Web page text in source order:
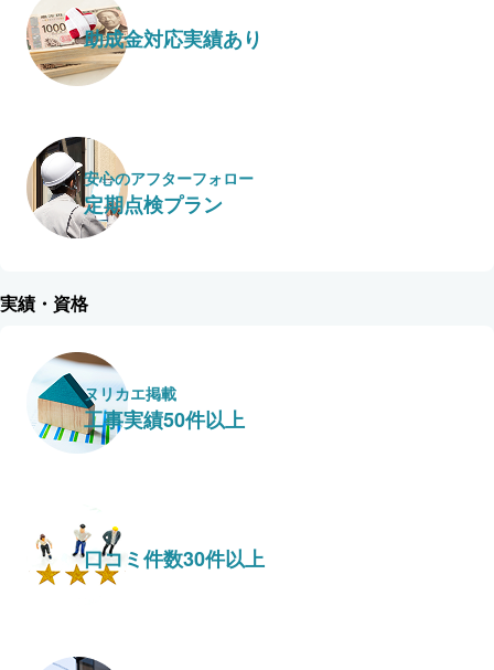
助成金対応実績あり
安心のアフターフォロー
定期点検プラン
実績・資格
ヌリカエ掲載
工事実績50件以上
口コミ件数30件以上